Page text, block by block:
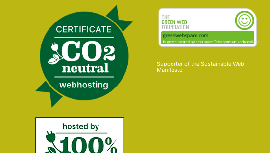
Supporter of the Sustainable Web
Manifesto